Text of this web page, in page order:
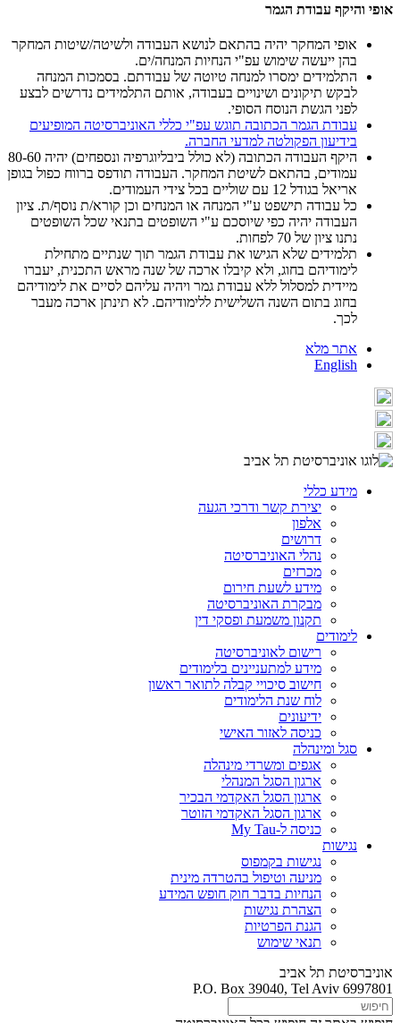
אופי והיקף עבודת הגמר
אופי המחקר יהיה בהתאם לנושא העבודה ולשיטה/שיטות המחקר
בהן ייעשה שימוש עפ"י הנחיות המנחה/ים.
התלמידים ימסרו למנחה טיוטה של עבודתם. בסמכות המנחה
לבקש תיקונים ושינויים בעבודה, אותם התלמידים נדרשים לבצע
לפני הגשת הנוסח הסופי.
עבודת הגמר הכתובה תוגש עפ"י כללי האוניברסיטה המופיעים
בידיעון הפקולטה למדעי החברה.
היקף העבודה הכתובה (לא כולל ביבליוגרפיה ונספחים) יהיה 80-60
עמודים, בהתאם לשיטת המחקר. העבודה תודפס ברווח כפול בגופן
אריאל בגודל 12 עם שוליים בכל צידי העמודים.
כל עבודה תישפט ע"י המנחה או המנחים וכן קורא/ת נוסף/ת. ציון
העבודה יהיה כפי שיוסכם ע"י השופטים בתנאי שכל השופטים
נתנו ציון של 70 לפחות.
תלמידים שלא הגישו את עבודת הגמר תוך שנתיים מתחילת
לימודיהם בחוג, ולא קיבלו ארכה של שנה מראש התכנית, יעברו
מיידית למסלול ללא עבודת גמר ויהיה עליהם לסיים את לימודיהם
בחוג בתום השנה השלישית ללימודיהם. לא תינתן ארכה מעבר
לכך.
אתר מלא
English
מידע כללי
יצירת קשר ודרכי הגעה
אלפון
דרושים
נהלי האוניברסיטה
מכרזים
מידע לשעת חירום
מבקרת האוניברסיטה
תקנון משמעת ופסקי דין
לימודים
רישום לאוניברסיטה
מידע למתעניינים בלימודים
חישוב סיכויי קבלה לתואר ראשון
לוח שנת הלימודים
ידיעונים
כניסה לאזור האישי
סגל ומינהלה
אגפים ומשרדי מינהלה
ארגון הסגל המנהלי
ארגון הסגל האקדמי הבכיר
ארגון הסגל האקדמי הזוטר
כניסה ל-My Tau
נגישות
נגישות בקמפוס
מניעה וטיפול בהטרדה מינית
הנחיות בדבר חוק חופש המידע
הצהרת נגישות
הגנת הפרטיות
תנאי שימוש
אוניברסיטת תל אביב
P.O. Box 39040, Tel Aviv 6997801